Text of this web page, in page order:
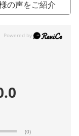
の声をご紹介
(0)